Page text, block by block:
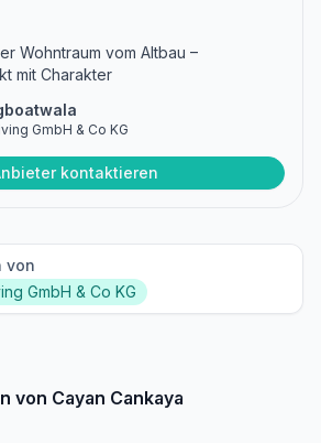
Wohntraum vom Altbau –
mit Charakter
GmbH & Co KG
kontaktieren
von
GmbH & Co KG
von Cayan Cankaya